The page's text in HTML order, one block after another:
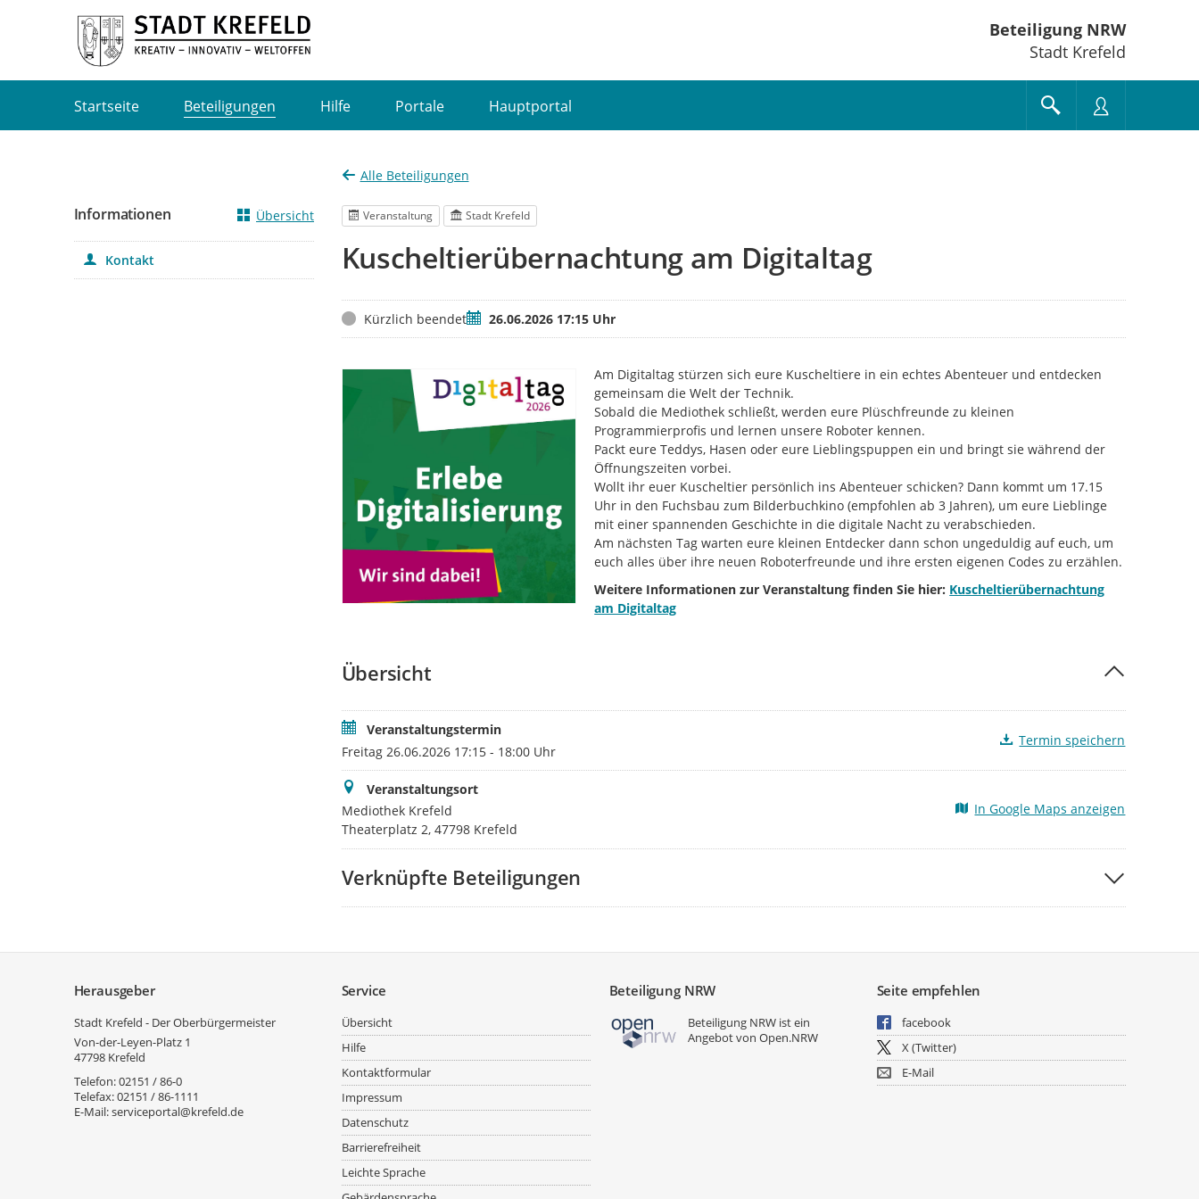
Beteiligung NRW
Stadt Krefeld
Startseite Beteiligungen Hilfe Portale Hauptportal
Alle Beteiligungen
Veranstaltung Stadt Krefeld
Kuscheltierübernachtung am Digitaltag
StatusKürzlich beendetTermin26.06.2026 17:15 Uhr
Am Digitaltag stürzen sich eure Kuscheltiere in ein echtes Abenteuer und entdecken
gemeinsam die Welt der Technik.
Sobald die Mediothek schließt, werden eure Plüschfreunde zu kleinen
Programmierprofis und lernen unsere Roboter kennen.
Packt eure Teddys, Hasen oder eure Lieblingspuppen ein und bringt sie während der
Öffnungszeiten vorbei.
Wollt ihr euer Kuscheltier persönlich ins Abenteuer schicken? Dann kommt um 17.15
Uhr in den Fuchsbau zum Bilderbuchkino (empfohlen ab 3 Jahren), um eure Lieblinge
mit einer spannenden Geschichte in die digitale Nacht zu verabschieden.
Am nächsten Tag warten eure kleinen Entdecker dann schon ungeduldig auf euch, um
euch alles über ihre neuen Roboterfreunde und ihre ersten eigenen Codes zu erzählen.
Weitere Informationen zur Veranstaltung finden Sie hier: Kuscheltierübernachtung
am Digitaltag
Übersicht
Veranstaltungstermin
Freitag 26.06.2026 17:15 - 18:00 Uhr
Termin speichern
Veranstaltungsort
Mediothek Krefeld
Theaterplatz 2, 47798 Krefeld
In Google Maps anzeigen
Verknüpfte Beteiligungen
Informationen Übersicht
Kontakt
Herausgeber
Stadt Krefeld - Der Oberbürgermeister
Von-der-Leyen-Platz 1
47798 Krefeld
Telefon:02151 / 86-0
Telefax:02151 / 86-1111
E-Mail:serviceportal@krefeld.de
Service
Übersicht
Hilfe
Kontaktformular
Impressum
Datenschutz
Barrierefreiheit
Leichte Sprache
Beteiligung NRW
Beteiligung NRW ist ein
Angebot vonOpen.NRW
Seite empfehlen
facebook
X (Twitter)
E-Mail